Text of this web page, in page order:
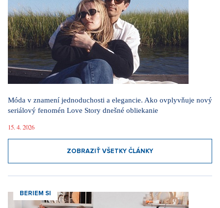
Móda v znamení jednoduchosti a elegancie. Ako ovplyvňuje nový
seriálový fenomén Love Story dnešné obliekanie
15. 4. 2026
ZOBRAZIŤ VŠETKY ČLÁNKY
BERIEM SI